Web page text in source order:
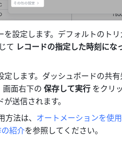
設定します。デフォルトのト
て レコードの指定した時刻にな
します。ダッシュボードの共
画面右下の 保存して実行 をクリ
送信されます。
法は、 オートメーションを使
紹介を参照してください。